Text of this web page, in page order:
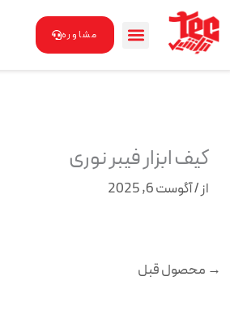
محتوا
مشاوره
کیف ابزار فیبر نوری
از/آگوست 6, 2025
→ محصول قبل